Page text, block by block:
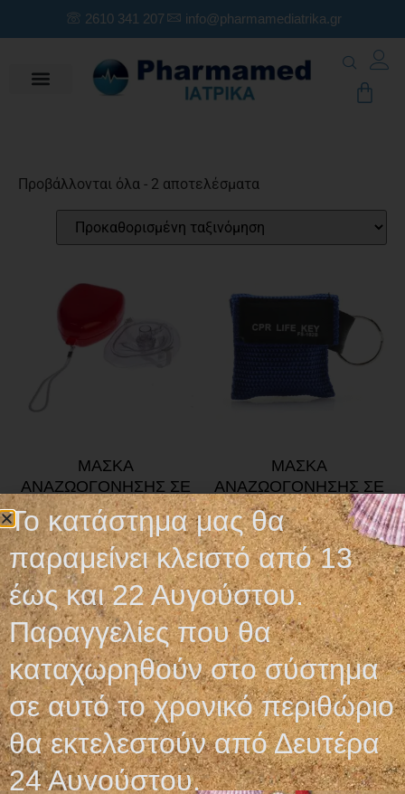
2610 341 207 info@pharmamediatrika.gr
Προβάλλονται όλα - 2 αποτελέσματα
ΜΑΣΚΑ
ΑΝΑΖΩΟΓΟΝΗΣΗΣ ΣΕ
ΚΟΥΤΑΚΙ
5,60€
Προσθήκη στο καλάθι
ΜΑΣΚΑ
ΑΝΑΖΩΟΓΟΝΗΣΗΣ ΣΕ
ΜΠΡΕΛΟΚ
3,30€
Προσθήκη στο καλάθι
Ωράριο λειτουργίας
ΕΙΔΙΚΟ ΘΕΡΙΝΟ ΩΡΑΡΙΟ
Το κατάστημα μας θα
παραμείνει κλειστό από 13
έως και 22 Αυγούστου.
Παραγγελίες που θα
καταχωρηθούν στο σύστημα
σε αυτό το χρονικό περιθώριο
θα εκτελεστούν από Δευτέρα
24 Αυγούστου.